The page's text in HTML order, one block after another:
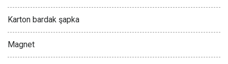
Karton bardak şapka
Magnet